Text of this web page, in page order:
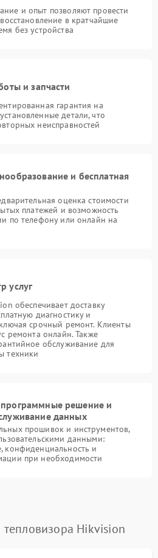
и опыт позволяют провести
в кратчайшие
без устройства
и запчасти
гарантия на
детали, что
неисправностей
и бесплатная
оценка стоимости
платежей и возможность
по телефону или онлайн на
услуг
обеспечивает доставку
диагностику и
срочный ремонт. Клиенты
ремонта онлайн. Также
обслуживание для
техники
решение и
данных
прошивок и инструментов,
данными:
конфиденциальность и
при необходимости
Hikvision